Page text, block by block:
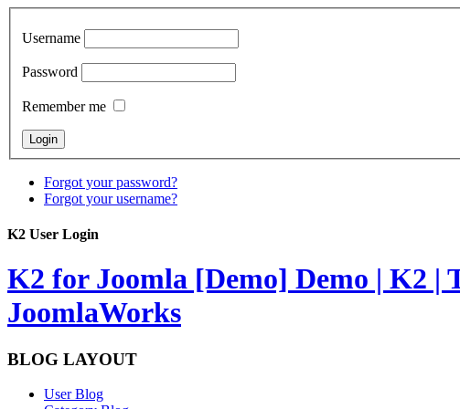
Username
Password
Remember me
Forgot your password?
Forgot your username?
K2 User Login
K2 for Joomla [Demo] Demo | K2 |
JoomlaWorks
BLOG LAYOUT
User Blog